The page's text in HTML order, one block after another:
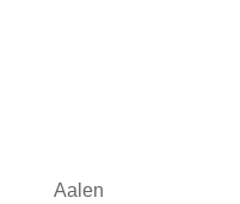
Aalen